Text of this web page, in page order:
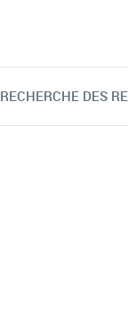
RECHERCHE DES